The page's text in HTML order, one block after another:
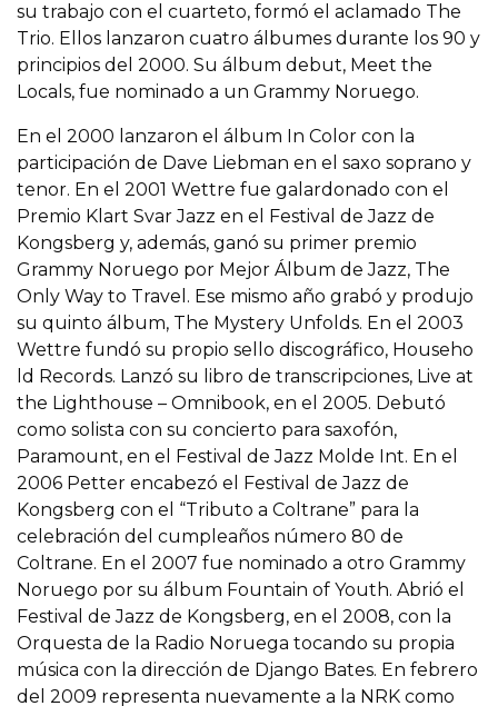
su trabajo con el cuarteto, formó el aclamado The
Trio. Ellos lanzaron cuatro álbumes durante los 90 y
principios del 2000. Su álbum debut, Meet the
Locals, fue nominado a un Grammy Noruego.
En el 2000 lanzaron el álbum In Color con la
participación de Dave Liebman en el saxo soprano y
tenor. En el 2001 Wettre fue galardonado con el
Premio Klart Svar Jazz en el Festival de Jazz de
Kongsberg y, además, ganó su primer premio
Grammy Noruego por Mejor Álbum de Jazz, The
Only Way to Travel. Ese mismo año grabó y produjo
su quinto álbum, The Mystery Unfolds. En el 2003
Wettre fundó su propio sello discográfico, Househo
ld Records. Lanzó su libro de transcripciones, Live at
the Lighthouse – Omnibook, en el 2005. Debutó
como solista con su concierto para saxofón,
Paramount, en el Festival de Jazz Molde Int. En el
2006 Petter encabezó el Festival de Jazz de
Kongsberg con el “Tributo a Coltrane” para la
celebración del cumpleaños número 80 de
Coltrane. En el 2007 fue nominado a otro Grammy
Noruego por su álbum Fountain of Youth. Abrió el
Festival de Jazz de Kongsberg, en el 2008, con la
Orquesta de la Radio Noruega tocando su propia
música con la dirección de Django Bates. En febrero
del 2009 representa nuevamente a la NRK como